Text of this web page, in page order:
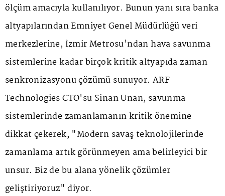
ölçüm amacıyla kullanılıyor. Bunun yanı sıra banka
altyapılarından Emniyet Genel Müdürlüğü veri
merkezlerine, İzmir Metrosu'ndan hava savunma
sistemlerine kadar birçok kritik altyapıda zaman
senkronizasyonu çözümü sunuyor. ARF
Technologies CTO'su Sinan Unan, savunma
sistemlerinde zamanlamanın kritik önemine
dikkat çekerek, "Modern savaş teknolojilerinde
zamanlama artık görünmeyen ama belirleyici bir
unsur. Biz de bu alana yönelik çözümler
geliştiriyoruz" diyor.